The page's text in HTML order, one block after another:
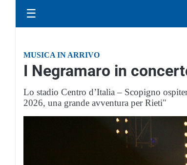
☰
MUSICA IN ARRIVO
I Negramaro in
Lo stadio Centro d’Italia – Scopigno
2026, una grande avventura per Rieti"